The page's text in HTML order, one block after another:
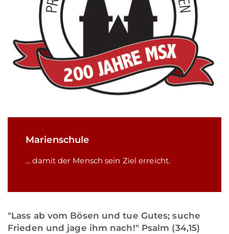
Marienschule
... damit der Mensch sein Ziel erreicht.
"Lass ab vom Bösen und tue Gutes; suche
Frieden und jage ihm nach!" Psalm (34,15)